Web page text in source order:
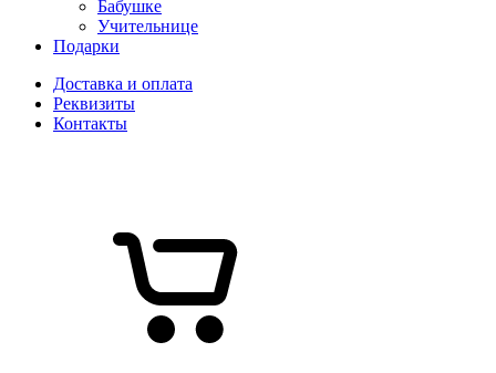
Бабушке
Учительнице
Подарки
Доставка и оплата
Реквизиты
Контакты